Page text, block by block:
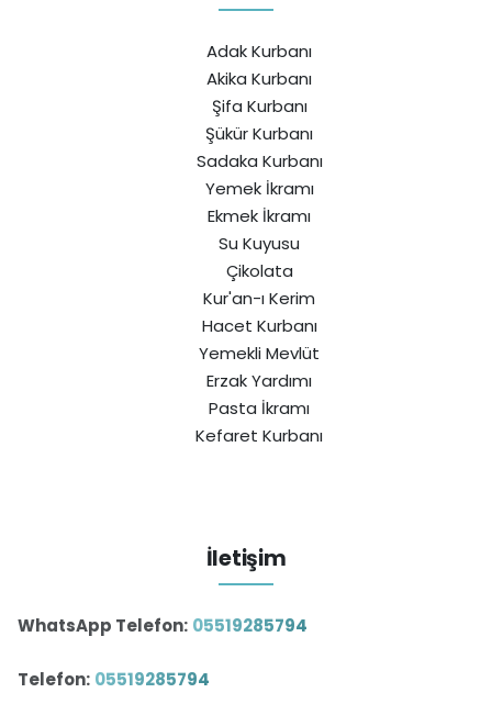
Adak Kurbanı
Akika Kurbanı
Şifa Kurbanı
Şükür Kurbanı
Sadaka Kurbanı
Yemek İkramı
Ekmek İkramı
Su Kuyusu
Çikolata
Kur'an-ı Kerim
Hacet Kurbanı
Yemekli Mevlüt
Erzak Yardımı
Pasta İkramı
Kefaret Kurbanı
İletişim
WhatsApp Telefon: 05519285794
Telefon: 05519285794